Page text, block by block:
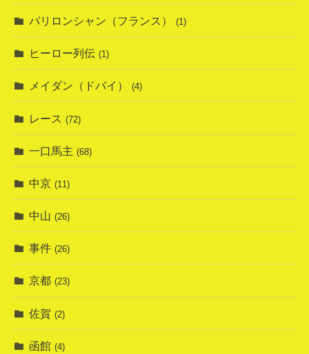
パリロンシャン（フランス） (1)
ヒーロー列伝 (1)
メイダン（ドバイ） (4)
レース (72)
一口馬主 (68)
中京 (11)
中山 (26)
事件 (26)
京都 (23)
佐賀 (2)
函館 (4)